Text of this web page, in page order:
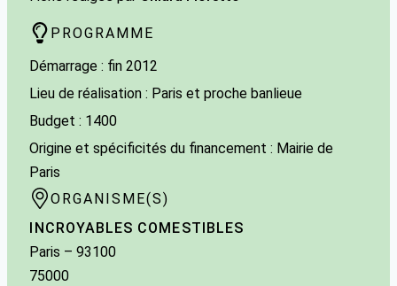
PROGRAMME
Démarrage : fin 2012
Lieu de réalisation : Paris et proche banlieue
Budget : 1400
Origine et spécificités du financement : Mairie de
Paris
ORGANISME(S)
INCROYABLES COMESTIBLES
Paris –93100
75000